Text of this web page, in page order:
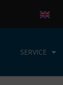
SERVICE